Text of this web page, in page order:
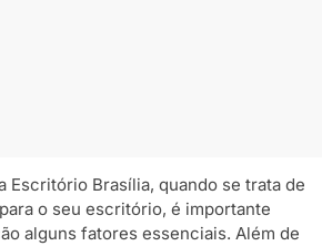
Escritório Brasília, quando se trata de
o seu escritório, é importante
alguns fatores essenciais. Além de